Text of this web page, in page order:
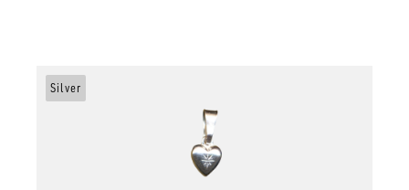
Silver